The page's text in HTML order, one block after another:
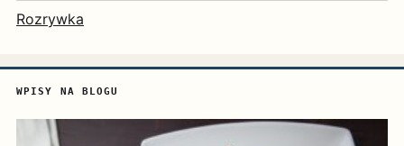
Rozrywka
WPISY NA BLOGU